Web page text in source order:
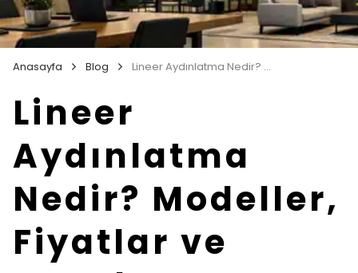
Anasayfa Blog Lineer Aydınlatma Nedir? Modeller, Fiyatlar ve Uygulama Alanları (2026)
Lineer
Aydınlatma
Nedir? Modeller,
Fiyatlar ve